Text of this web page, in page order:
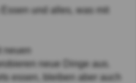
und alles, was mit
neuen
neue Dinge aus.
essen, bleiben aber auch